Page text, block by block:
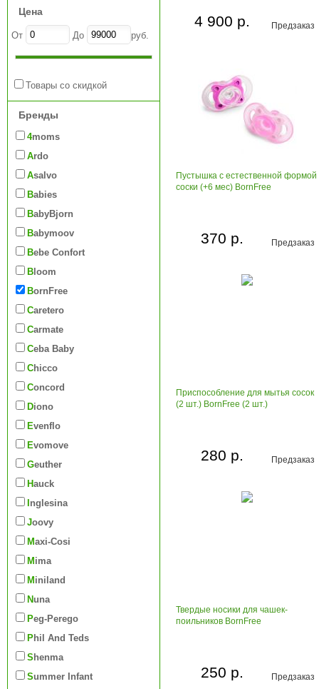
Цена
От До руб.
Товары со скидкой
Бренды
4moms
Ardo
Asalvo
Babies
BabyBjorn
Babymoov
Bebe Confort
Bloom
BornFree
Caretero
Carmate
Ceba Baby
Chicco
Concord
Diono
Evenflo
Evomove
Geuther
Hauck
Inglesina
Joovy
Maxi-Cosi
Mima
Miniland
Nuna
Peg-Perego
Phil And Teds
Shenma
Summer Infant
Предзаказ
4 900 р.
Пустышка с естественной формой
соски (+6 мес) BornFree
Предзаказ
370 р.
Приспособление для мытья сосок
(2 шт.) BornFree (2 шт.)
Предзаказ
280 р.
Твердые носики для чашек-
поильников BornFree
Предзаказ
250 р.